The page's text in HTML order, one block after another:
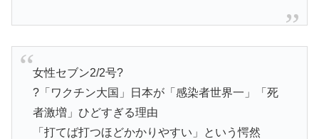
女性セブン2/2号?
?「ワクチン大国」日本が「感染者世界一」「死
者激増」ひどすぎる理由
「打てば打つほどかかりやすい」という愕然